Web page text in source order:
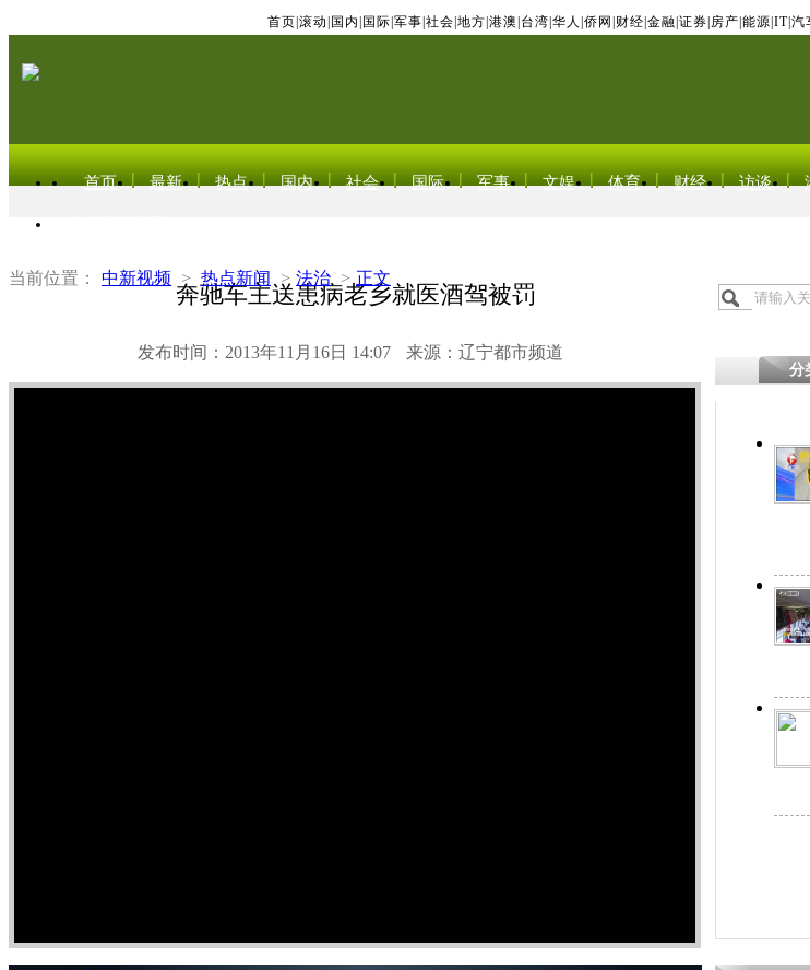
首页 滚动 国内 国际 军事 社会 地方 港澳 台湾 华人 侨网 财经 金融 证券 房产 能源 IT| 汽
首页 最新 热点 国内 社会 国际 军事 文娱 体育 财经 访谈
当前位置： 中新视频 > 热点新闻 > 法治 > 正文
奔驰车主送患病老乡就医酒驾被罚
发布时间：2013年11月16日 14:07 来源：辽宁都市频道
分